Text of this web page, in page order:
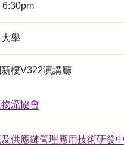
6:30pm
學
樓V322演講廳
流協會
供應鏈管理應用技術研發